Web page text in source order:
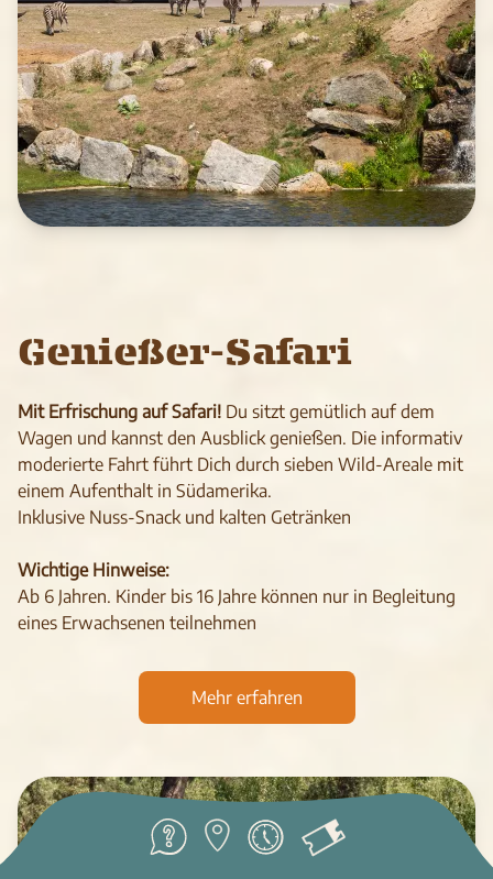
Genießer-Safari
Mit Erfrischung auf Safari! Du sitzt gemütlich auf dem
Wagen und kannst den Ausblick genießen. Die informativ
moderierte Fahrt führt Dich durch sieben Wild-Areale mit
einem Aufenthalt in Südamerika.
Inklusive Nuss-Snack und kalten Getränken
Wichtige Hinweise:
Ab 6 Jahren. Kinder bis 16 Jahre können nur in Begleitung
eines Erwachsenen teilnehmen
Mehr erfahren